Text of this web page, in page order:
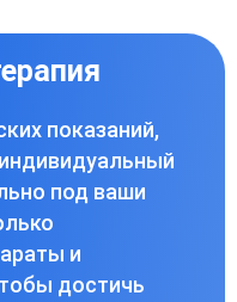
показаний,
под ваши
и
достичь